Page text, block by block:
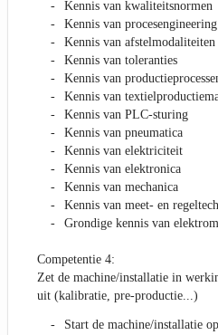
Kennis van kwaliteitsnormen
Kennis van procesengineering
Kennis van afstelmodaliteiten
Kennis van toleranties
Kennis van
Kennis van
Kennis van PLC-sturing
Kennis van pneumatica
Kennis van elektriciteit
Kennis van elektronica
Kennis van mechanica
Kennis van meet- en
Grondige kennis van
Competentie 4:
Zet de machine/installatie in
uit (kalibratie, pre-productie...)
Start de machine/installatie op